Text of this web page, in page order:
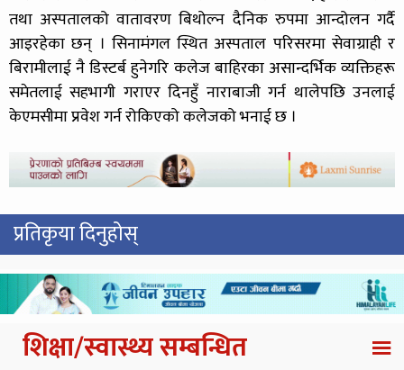
तथा अस्पतालको वातावरण बिथोल्न दैनिक रुपमा आन्दोलन गर्दै
आइरहेका छन् । सिनामंगल स्थित अस्पताल परिसरमा सेवाग्राही र
बिरामीलाई नै डिस्टर्ब हुनेगरि कलेज बाहिरका असान्दर्भिक व्यक्तिहरू
समेतलाई सहभागी गराएर दिनहुँ नाराबाजी गर्न थालेपछि उनलाई
केएमसीमा प्रवेश गर्न रोकिएको कलेजको भनाई छ ।
प्रतिकृया दिनुहोस्
शिक्षा/स्वास्थ्य सम्बन्धित